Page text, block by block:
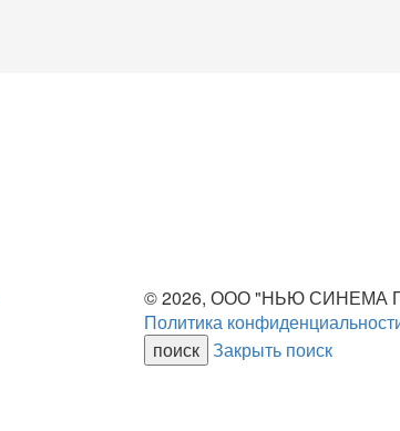
© 2026, ООО "НЬЮ СИНЕМА
Политика
Закрыть поиск